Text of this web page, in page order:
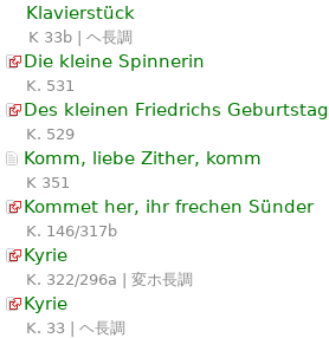
Klavierstück
K 33b | ヘ長調
Die kleine Spinnerin
K. 531
Des kleinen Friedrichs Geburtstag
K. 529
Komm, liebe Zither, komm
K 351
Kommet her, ihr frechen Sünder
K. 146/317b
Kyrie
K. 322/296a | 変ホ長調
Kyrie
K. 33 | ヘ長調